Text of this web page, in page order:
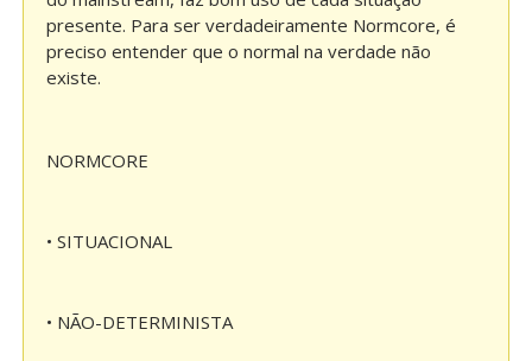
presente. Para ser verdadeiramente Normcore, é
preciso entender que o normal na verdade não
existe.
NORMCORE
• SITUACIONAL
• NÃO-DETERMINISTA